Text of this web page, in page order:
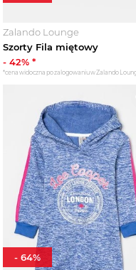
Moda sportowa
Niemowlę
Marki
Trendy
Wyprzedaże
Zalando Lounge
Szorty Fila miętowy
-42% *
*cena widoczna po zalogowaniu w Zalando
-64%